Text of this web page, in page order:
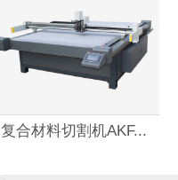
复合材料切割机AKF...